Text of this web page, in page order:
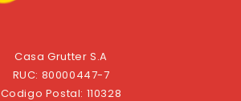
Casa Grutter S.A
RUC: 80000447-7
Codigo Postal: 110328